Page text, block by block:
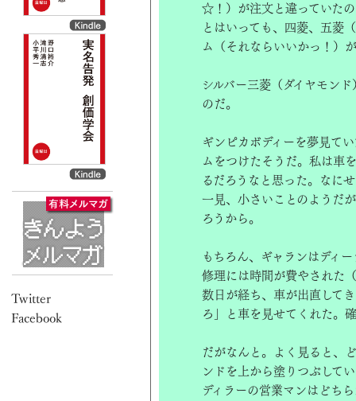
☆！）が注文と違っていた
とはいっても、四菱、五菱
ム（それならいいかっ！）
シルバー三菱（ダイヤモン
のだ。
ギンピカボディーを夢見て
ムをつけたそうだ。私は車
るだろうなと思った。なに
一見、小さいことのようだ
ろうから。
もちろん、ギャランはディ
修理には時間が費やされた
数日が経ち、車が出直して
ろ」と車を見せてくれた。
だがなんと。よく見ると、
ンドを上から塗りつぶして
ディラーの営業マンはどち